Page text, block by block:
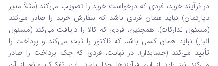
در فرآیند خرید، فردی که درخواست خرید را تصویب می‌کند (مثلاً مدیر
دپارتمان) نباید همان فردی باشد که سفارش خرید را صادر می‌کند
(مسئول تدارکات). همچنین، فردی که کالا را دریافت می‌کند (مسئول
انبار) نباید همان کسی باشد که فاکتور را ثبت می‌کند و پرداخت را
تأیید می‌کند (حسابدار). در نهایت، فردی که چک پرداخت را صادر